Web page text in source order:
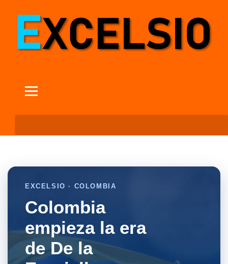
EXCELSIO · COLOMBIA
Colombia
empieza la era
de De la